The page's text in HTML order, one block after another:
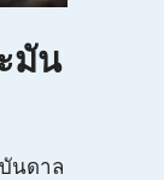
มัน
นดาล